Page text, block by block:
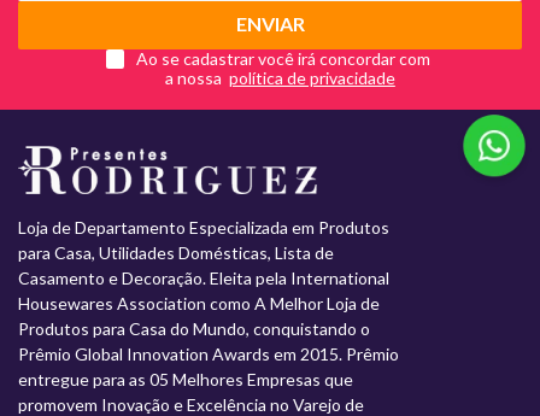
ENVIAR
Ao se cadastrar você irá concordar com
a nossa
Loja de Departamento Especializada em Produtos
para Casa, Utilidades Domésticas, Lista de
Casamento e Decoração. Eleita pela International
Housewares Association como A Melhor Loja de
Produtos para Casa do Mundo, conquistando o
Prêmio Global Innovation Awards em 2015. Prêmio
entregue para as 05 Melhores Empresas que
promovem Inovação e Excelência no Varejo de